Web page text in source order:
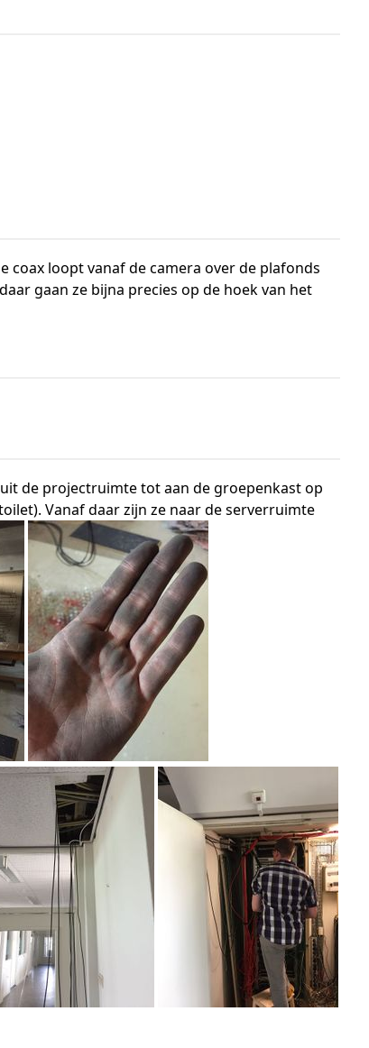
coax loopt vanaf de camera over de plafonds
gaan ze bijna precies op de hoek van het
de projectruimte tot aan de groepenkast op
Vanaf daar zijn ze naar de serverruimte